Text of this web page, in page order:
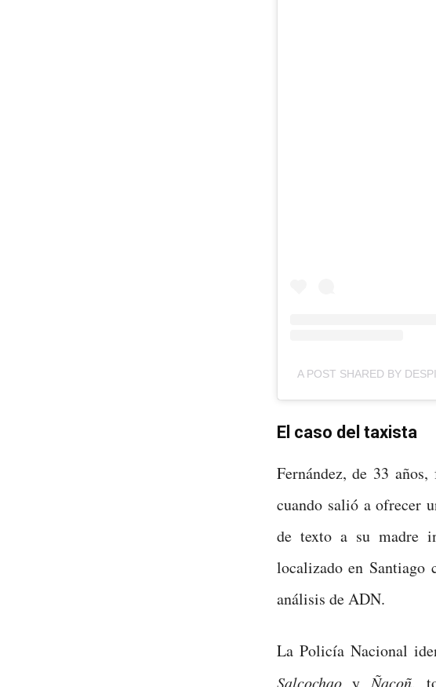
A POST SHARED BY
El caso del taxista
Fernández, de 33
cuando salió a ofrecer
de texto a su madre
localizado en Santiago
análisis de ADN.
La Policía Nacional
Salcochao Ñacoñ